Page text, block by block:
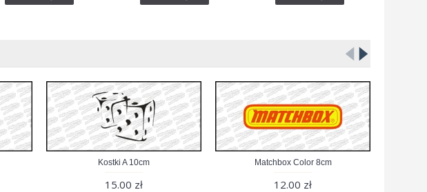
Kostki A 10cm
15.00 zł
Matchbox Color 8cm
12.00 zł